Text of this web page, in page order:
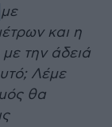
με
και η
την άδειά
Λέμε
θα